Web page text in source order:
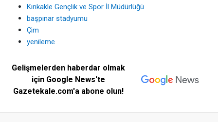
Kırıkakle Gençlik ve Spor İl Müdürlüğü
başpınar stadyumu
Çim
yenileme
Gelişmelerden haberdar olmak
için Google News'te
Gazetekale.com'a abone olun!